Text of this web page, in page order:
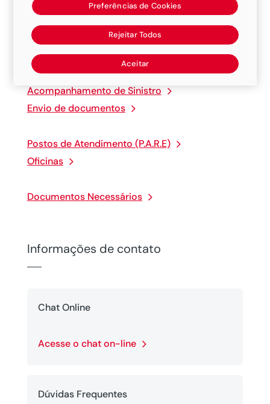
Não sou Segurado
Aviso de Sinistro
Acompanhamento de Sinistro
Envio de documentos
Postos de Atendimento (P.A.R.E)
Oficinas
Documentos Necessários
Informações de contato
Chat Online
Acesse o chat on-line
Dúvidas Frequentes
Preferências de Cookies
Rejeitar Todos
Aceitar